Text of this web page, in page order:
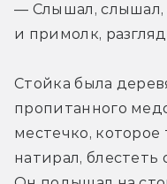
— Слышал, слышал,
и примолк,
Стойка была
пропитанного
местечко,
натирал, блестеть